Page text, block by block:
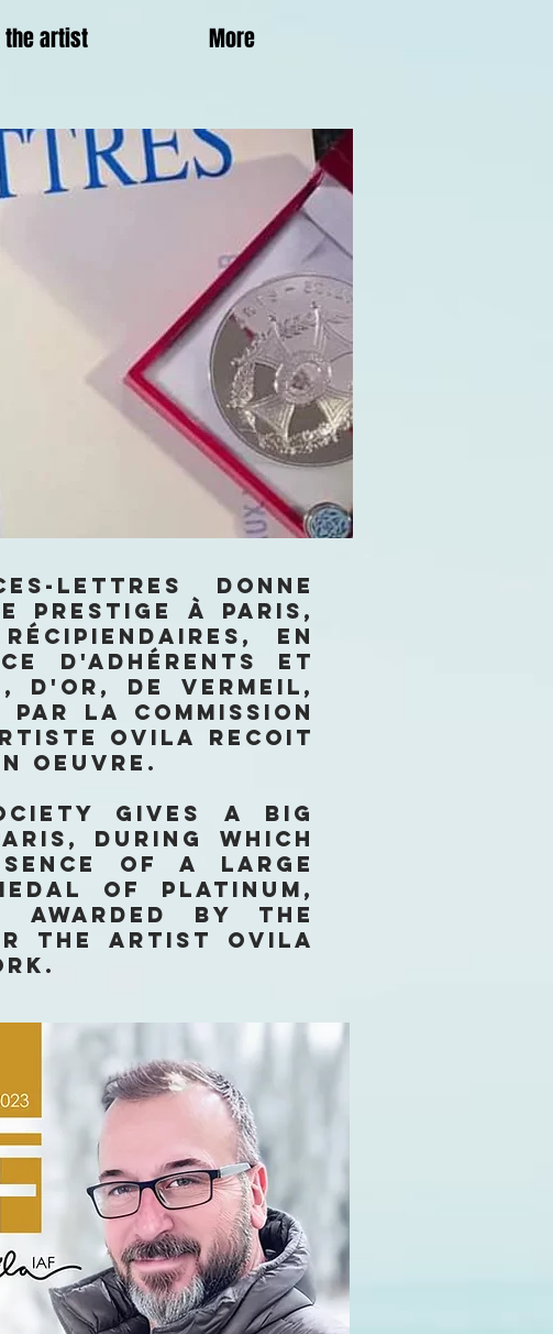
the artist More
LETTRES donne
prestige à Paris,
en
d'adhérents et
d'Or, de Vermeil,
la Commission
Ovila recoit
oeuvre.
society gives a big
during which
of a large
of Platinum,
awarded by the
the artist Ovila